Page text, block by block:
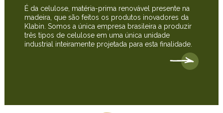
É da celulose, matéria-prima renovável presente na
madeira, que são feitos os produtos inovadores da
Klabin. Somos a única empresa brasileira a produzir
três tipos de celulose em uma única unidade
industrial inteiramente projetada para esta finalidade.